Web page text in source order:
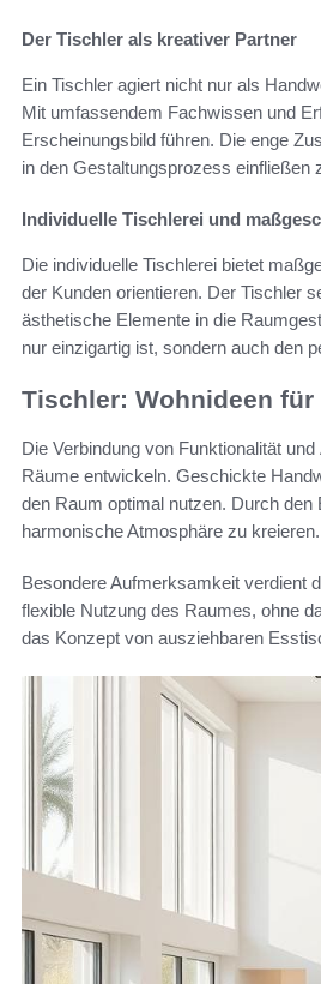
Der Tischler als kreativer Partner
Ein Tischler agiert nicht nur als
Mit umfassendem Fachwissen und
Erscheinungsbild führen. Die enge
in den Gestaltungsprozess einfließen
Individuelle Tischlerei und
Die individuelle Tischlerei bietet
der Kunden orientieren. Der Tischler
ästhetische Elemente in die
nur einzigartig ist, sondern auch den
Tischler: Wohnideen
Die Verbindung von Funktionalität
Räume entwickeln. Geschickte
den Raum optimal nutzen. Durch
harmonische Atmosphäre zu kreieren.
Besondere Aufmerksamkeit verdient
flexible Nutzung des Raumes, ohne
das Konzept von ausziehbaren